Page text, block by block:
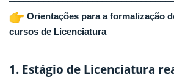
Orientações para a formalização
cursos de Licenciatura
1. Estágio de Licenciatura